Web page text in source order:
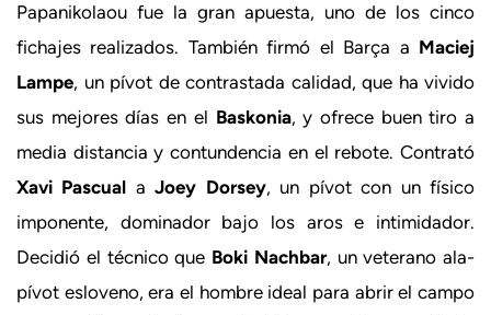
Papanikolaou fue la gran apuesta, uno de los cinco
fichajes realizados. También firmó el Barça a Maciej
Lampe, un pívot de contrastada calidad, que ha vivido
sus mejores días en el Baskonia, y ofrece buen tiro a
media distancia y contundencia en el rebote. Contrató
Xavi Pascual aJoey Dorsey, un pívot con un físico
imponente, dominador bajo los aros e intimidador.
Decidió el técnico que Boki Nachbar, un veterano ala-
pívot esloveno, era el hombre ideal para abrir el campo